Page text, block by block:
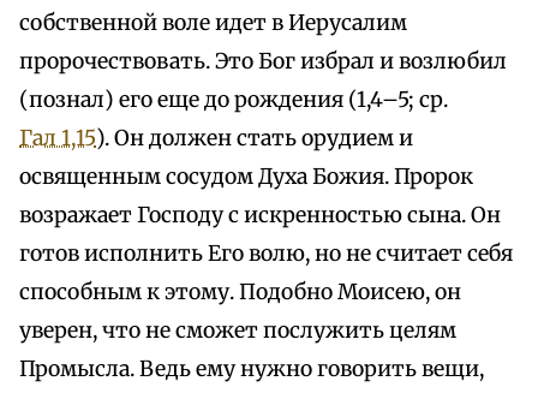
собственной воле идет в Иерусалим
пророчествовать. Это Бог избрал и возлюбил
(познал) его еще до рождения (1,4–5; ср.
Гал 1,15). Он должен стать орудием и
освященным сосудом Духа Божия. Пророк
возражает Господу с искренностью сына. Он
готов исполнить Его волю, но не считает себя
способным к этому. Подобно Моисею, он
уверен, что не сможет послужить целям
Промысла. Ведь ему нужно говорить вещи,